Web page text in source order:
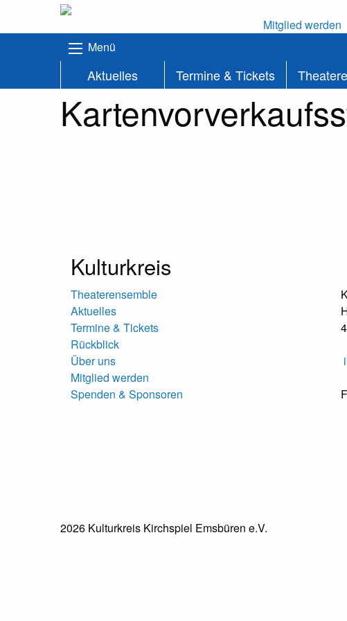
Mitglied werden
Menü
Aktuelles Termine & Tickets
Kulturkreis
Theaterensemble
Aktuelles
Termine & Tickets
Rückblick
Über uns
Mitglied werden
Spenden & Sponsoren
2026 Kulturkreis Kirchspiel Emsbüren e.V.